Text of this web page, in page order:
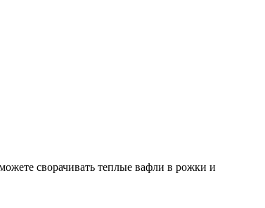
сворачивать теплые вафли в рожки и